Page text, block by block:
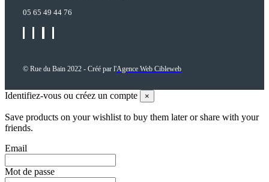
05 65 49 44 76
© Rue du Bain 2022 - Créé par l'Agence Web Cibleweb
Identifiez-vous ou créez un compte ×
Save products on your wishlist to buy them later or share with your
friends.
Email
Mot de passe